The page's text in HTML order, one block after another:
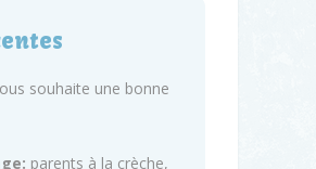
souhaite une bonne
parents à la crèche,